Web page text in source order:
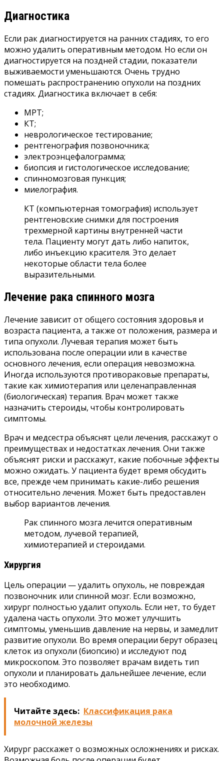
Диагностика
Если рак диагностируется на ранних стадиях, то его
можно удалить оперативным методом. Но если он
диагностируется на поздней стадии, показатели
выживаемости уменьшаются. Очень трудно
помешать распространению опухоли на поздних
стадиях. Диагностика включает в себя:
МРТ;
КТ;
неврологическое тестирование;
рентгенография позвоночника;
электроэнцефалограмма;
биопсия и гистологическое исследование;
спинномозговая пункция;
миелография.
КТ (компьютерная томография) использует
рентгеновские снимки для построения
трехмерной картины внутренней части
тела. Пациенту могут дать либо напиток,
либо инъекцию красителя. Это делает
некоторые области тела более
выразительными.
Лечение рака спинного мозга
Лечение зависит от общего состояния здоровья и
возраста пациента, а также от положения, размера и
типа опухоли. Лучевая терапия может быть
использована после операции или в качестве
основного лечения, если операция невозможна.
Иногда используются противораковые препараты,
такие как химиотерапия или целенаправленная
(биологическая) терапия. Врач может также
назначить стероиды, чтобы контролировать
симптомы.
Врач и медсестра объяснят цели лечения, расскажут о
преимуществах и недостатках лечения. Они также
объяснят риски и расскажут, какие побочные эффекты
можно ожидать. У пациента будет время обсудить
все, прежде чем принимать какие-либо решения
относительно лечения. Может быть предоставлен
выбор вариантов лечения.
Рак спинного мозга лечится оперативным
методом, лучевой терапией,
химиотерапией и стероидами.
Хирургия
Цель операции — удалить опухоль, не повреждая
позвоночник или спинной мозг. Если возможно,
хирург полностью удалит опухоль. Если нет, то будет
удалена часть опухоли. Это может улучшить
симптомы, уменьшив давление на нервы, и замедлит
развитие опухоли. Во время операции берут образец
клеток из опухоли (биопсию) и исследуют под
микроскопом. Это позволяет врачам видеть тип
опухоли и планировать дальнейшее лечение, если
это необходимо.
Читайте здесь: Классификация рака
молочной железы
Хирург расскажет о возможных осложнениях и рисках.